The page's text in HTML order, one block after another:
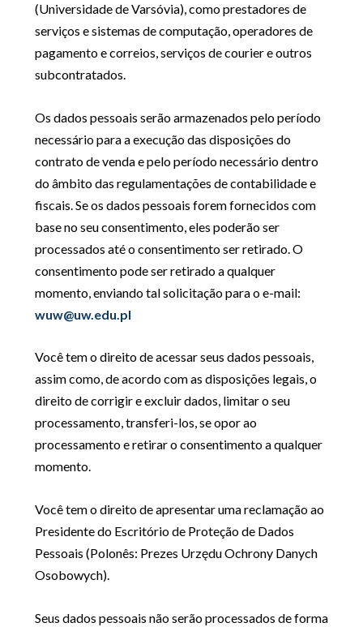
(Universidade de Varsóvia), como prestadores de
serviços e sistemas de computação, operadores de
pagamento e correios, serviços de courier e outros
subcontratados.
Os dados pessoais serão armazenados pelo período
necessário para a execução das disposições do
contrato de venda e pelo período necessário dentro
do âmbito das regulamentações de contabilidade e
fiscais. Se os dados pessoais forem fornecidos com
base no seu consentimento, eles poderão ser
processados até o consentimento ser retirado. O
consentimento pode ser retirado a qualquer
momento, enviando tal solicitação para o e-mail:
wuw@uw.edu.pl
Você tem o direito de acessar seus dados pessoais,
assim como, de acordo com as disposições legais, o
direito de corrigir e excluir dados, limitar o seu
processamento, transferi-los, se opor ao
processamento e retirar o consentimento a qualquer
momento.
Você tem o direito de apresentar uma reclamação ao
Presidente do Escritório de Proteção de Dados
Pessoais (Polonês: Prezes Urzędu Ochrony Danych
Osobowych).
Seus dados pessoais não serão processados de forma